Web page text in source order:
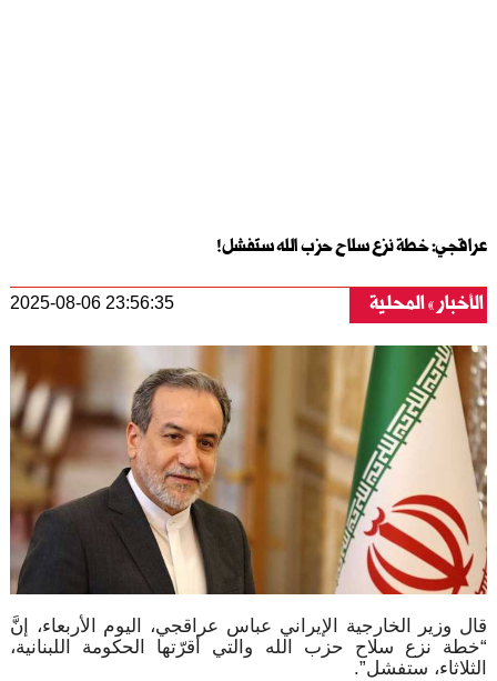
عراقجي: خطة نزع سلاح حزب الله ستفشل!
الأخبار المحلية 2025-08-06 23:56:35
قال وزير الخارجية الإيراني عباس عراقجي، اليوم الأربعاء، إنَّ
“خطة نزع سلاح حزب الله والتي أقرّتها الحكومة اللبنانية،
الثلاثاء، ستفشل”.